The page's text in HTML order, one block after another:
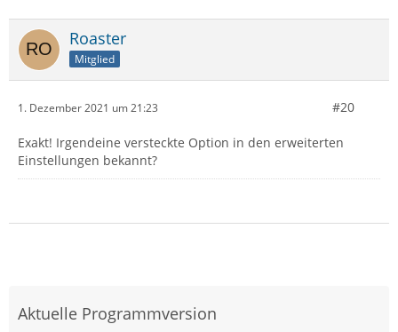
Roaster
Mitglied
1. Dezember 2021 um 21:23 #20
Exakt! Irgendeine versteckte Option in den erweiterten
Einstellungen bekannt?
Aktuelle Programmversion